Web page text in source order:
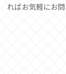
ればお気軽にお